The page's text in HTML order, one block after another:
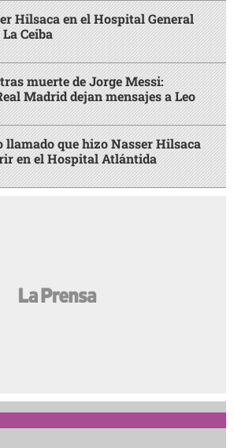
Hilsaca en el Hospital General
Ceiba
muerte de Jorge Messi:
Madrid dejan mensajes a Leo
llamado que hizo Nasser Hilsaca
en el Hospital Atlántida